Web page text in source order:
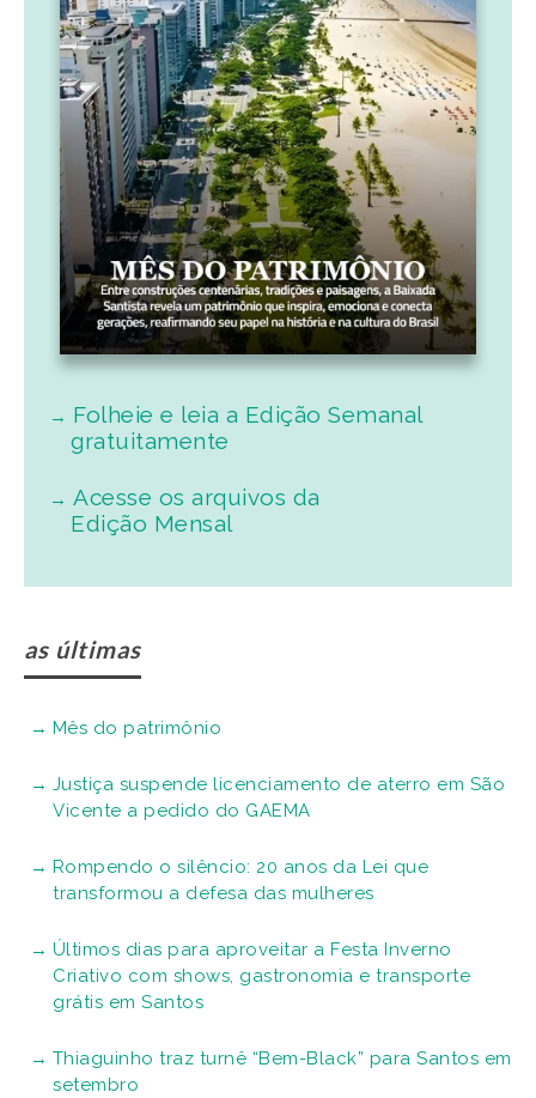
Folheie e leia a Edição Semanal
gratuitamente
Acesse os arquivos da
Edição Mensal
as últimas
Mês do patrimônio
Justiça suspende licenciamento de aterro em São
Vicente a pedido do GAEMA
Rompendo o silêncio: 20 anos da Lei que
transformou a defesa das mulheres
Últimos dias para aproveitar a Festa Inverno
Criativo com shows, gastronomia e transporte
grátis em Santos
Thiaguinho traz turnê “Bem-Black” para Santos em
setembro